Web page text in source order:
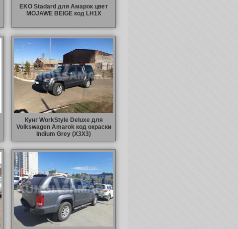
EKO Stadard для Амарок цвет
MOJAWE BEIGE код LH1X
Кунг WorkStyle Deluxe для
Volkswagen Amarok код окраски
Indium Grey (X3X3)